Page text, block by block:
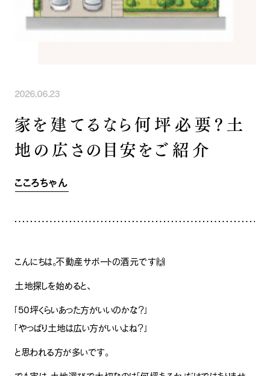
暮らしのブック
リノベーション
ちょうどいい平屋暮らし
スタッフブログ
家づくり相談会
よくある質問
お問い合わせ
0120-930-493
2026.06.23
家を建てるなら何坪必要？土
地の広さの目安をご紹介
こころちゃん
こんにちは。不動産サポートの酒元です🙌
土地探しを始めると、
「50坪くらいあった方がいいのかな？」
「やっぱり土地は広い方がいいよね？」
と思われる方が多いです。